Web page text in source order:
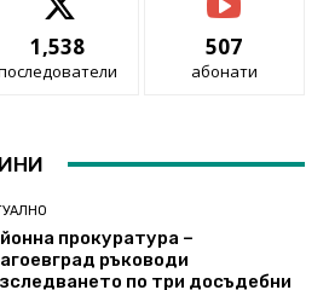
1,538 507
абонати
прокуратура –
ръководи
по три досъдебни